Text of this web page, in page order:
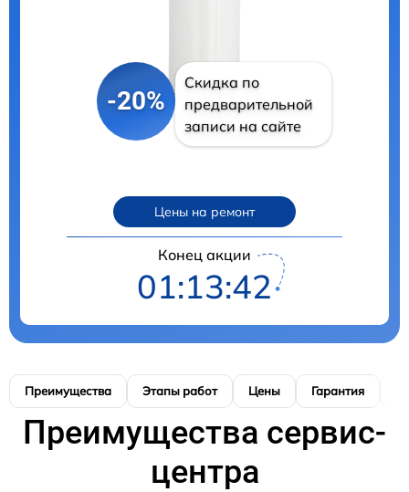
-20%
Скидка по
предварительной
записи на сайте
Цены на ремонт
Конец акции
01:13:41
Преимущества Этапы работ Цены Гарантия
Преимущества сервис-
центра